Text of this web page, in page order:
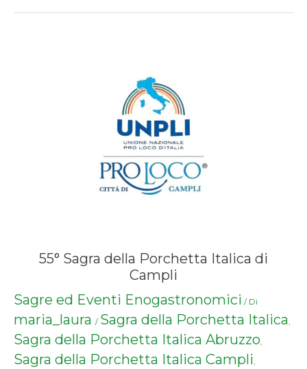
55° Sagra della Porchetta Italica di
Campli
Sagre ed Eventi Enogastronomici / Di
maria_laura / Sagra della Porchetta Italica,
Sagra della Porchetta Italica Abruzzo,
Sagra della Porchetta Italica Campli,